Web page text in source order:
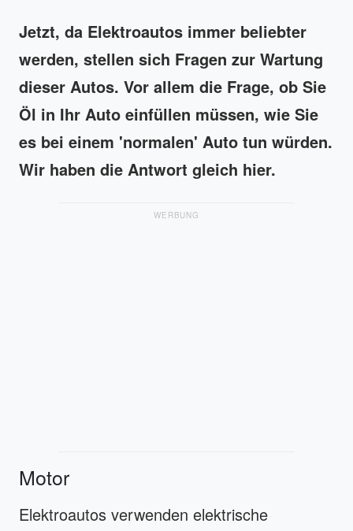
Jetzt, da Elektroautos immer beliebter
werden, stellen sich Fragen zur Wartung
dieser Autos. Vor allem die Frage, ob Sie
Öl in Ihr Auto einfüllen müssen, wie Sie
es bei einem 'normalen' Auto tun würden.
Wir haben die Antwort gleich hier.
WERBUNG
Motor
Elektroautos verwenden elektrische